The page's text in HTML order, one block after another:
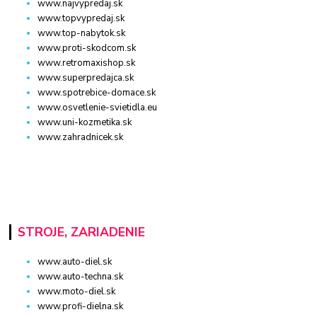
www.najvypredaj.sk
www.topvypredaj.sk
www.top-nabytok.sk
www.proti-skodcom.sk
www.retromaxishop.sk
www.superpredajca.sk
www.spotrebice-domace.sk
www.osvetlenie-svietidla.eu
www.uni-kozmetika.sk
www.zahradnicek.sk
STROJE, ZARIADENIE
www.auto-diel.sk
www.auto-techna.sk
www.moto-diel.sk
www.profi-dielna.sk